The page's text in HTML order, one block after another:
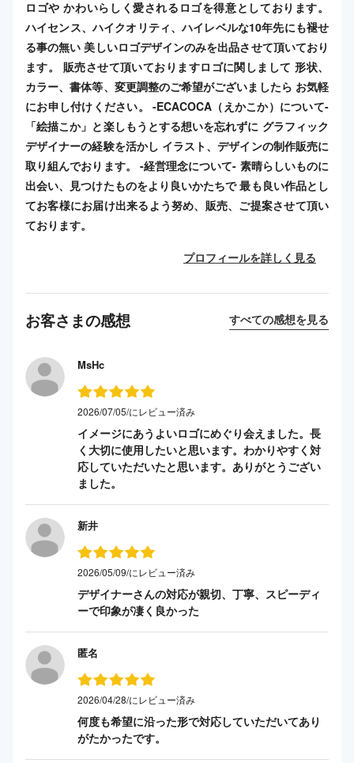
ロゴや かわいらしく愛されるロゴを得意としております。
ハイセンス、ハイクオリティ、ハイレベルな10年先にも褪せ
る事の無い 美しいロゴデザインのみを出品させて頂いており
ます。 販売させて頂いておりますロゴに関しまして 形状、
カラー、書体等、変更調整のご希望がございましたら お気軽
にお申し付けください。 -ECACOCA（えかこか）について-
「絵描こか」と楽しもうとする想いを忘れずに グラフィック
デザイナーの経験を活かし イラスト、デザインの制作販売に
取り組んでおります。 -経営理念について- 素晴らしいものに
出会い、見つけたものをより良いかたちで 最も良い作品とし
てお客様にお届け出来るよう努め、販売、ご提案させて頂い
ております。
プロフィールを詳しく見る
お客さまの感想 すべての感想を見る
MsHc
2026/07/05/にレビュー済み
イメージにあうよいロゴにめぐり会えました。長
く大切に使用したいと思います。わかりやすく対
応していただいたと思います。ありがとうござい
ました。
新井
2026/05/09/にレビュー済み
デザイナーさんの対応が親切、丁寧、スピーディ
ーで印象が凄く良かった
匿名
2026/04/28/にレビュー済み
何度も希望に沿った形で対応していただいてあり
がたかったです。